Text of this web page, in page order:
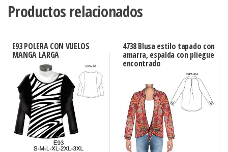
Productos relacionados
E93 POLERA CON VUELOS
MANGA LARGA
4738 Blusa estilo tapado con
amarra, espalda con pliegue
encontrado